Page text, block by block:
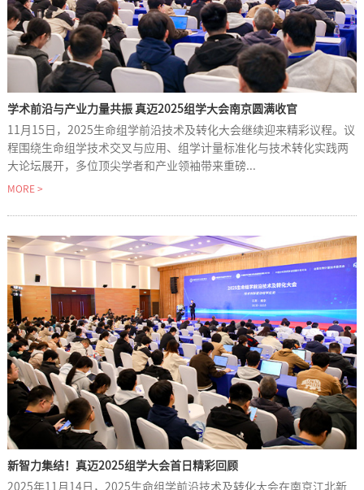
学术前沿与产业力量共振 真迈2025组学大会南京圆满收官
11月15日，2025生命组学前沿技术及转化大会继续迎来精彩议程。议
程围绕生命组学技术交叉与应用、组学计量标准化与技术转化实践两
大论坛展开，多位顶尖学者和产业领袖带来重磅...
MORE >
新智力集结！真迈2025组学大会首日精彩回顾
2025年11月14日，2025生命组学前沿技术及转化大会在南京江北新